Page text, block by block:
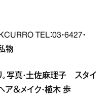
TEL：03・6427・
物
写真・土佐麻理子 スタイ
ア＆メイク・植木 歩